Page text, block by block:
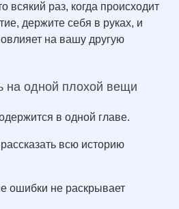
всякий раз, когда происходит
держите себя в руках, и
на вашу другую
на одной плохой вещи
в одной главе.
всю историю
ошибки не раскрывает